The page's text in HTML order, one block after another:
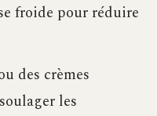
froide pour réduire
des crèmes
les